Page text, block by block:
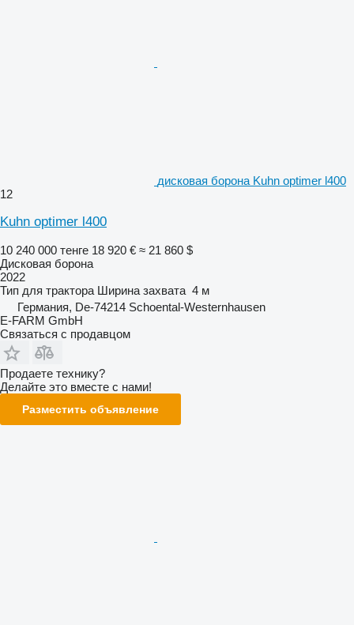
дисковая борона Kuhn optimer l400
12
Kuhn optimer l400
10 240 000 тенге 18 920 € ≈ 21 860 $
Дисковая борона
2022
Тип для трактора Ширина захвата 4 м
Германия, De-74214 Schoental-Westernhausen
E-FARM GmbH
Связаться с продавцом
Продаете технику?
Делайте это вместе с нами!
Разместить объявление